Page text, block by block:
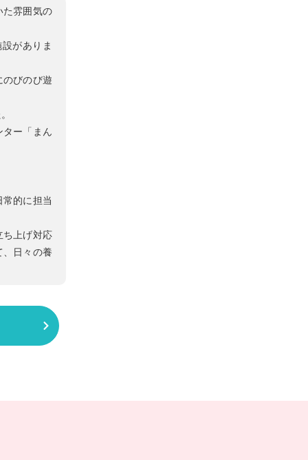
た雰囲気の
がありま
びのび遊
ー「まん
的に担当
ち上げ対応
日々の養